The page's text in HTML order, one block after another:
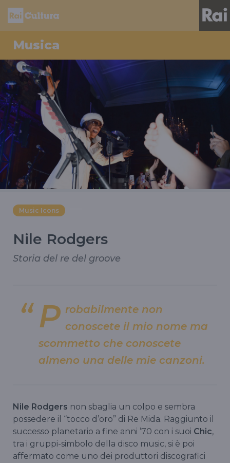
Musica
Music Icons
Nile Rodgers
Storia del re del groove
P robabilmente non
conoscete il mio nome ma
scommetto che conoscete
almeno una delle mie canzoni.
Nile Rodgers non sbaglia un colpo e sembra
possedere il “tocco d’oro” di Re Mida. Raggiunto il
successo planetario a fine anni ’70 con i suoi Chic,
tra i gruppi-simbolo della disco music, si è poi
affermato come uno dei produttori discografici